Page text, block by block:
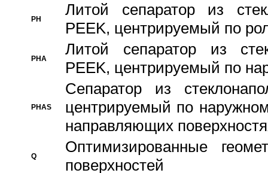
PH
Литой сепаратор из
PEEK, центрируемый по
PHA
Литой сепаратор из
PEEK, центрируемый по
PHAS
Сепаратор из
центрируемый по
направляющих
Q
Оптимизированные
поверхностей